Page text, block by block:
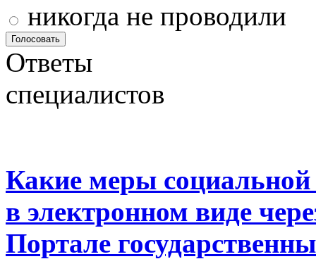
никогда не проводили
Ответы
специалистов
Какие меры
в электронном виде
Портале